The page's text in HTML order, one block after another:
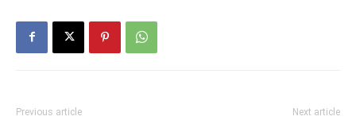
Previous article Next article